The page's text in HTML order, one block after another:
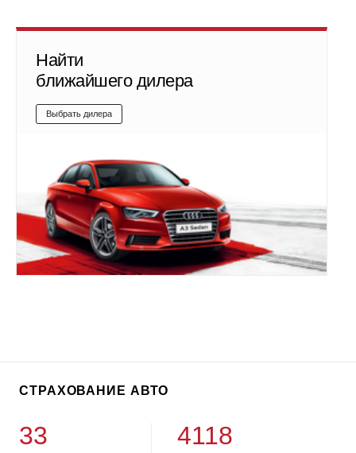
Найти
ближайшего дилера
Выбрать дилера
СТРАХОВАНИЕ АВТО
33 4118